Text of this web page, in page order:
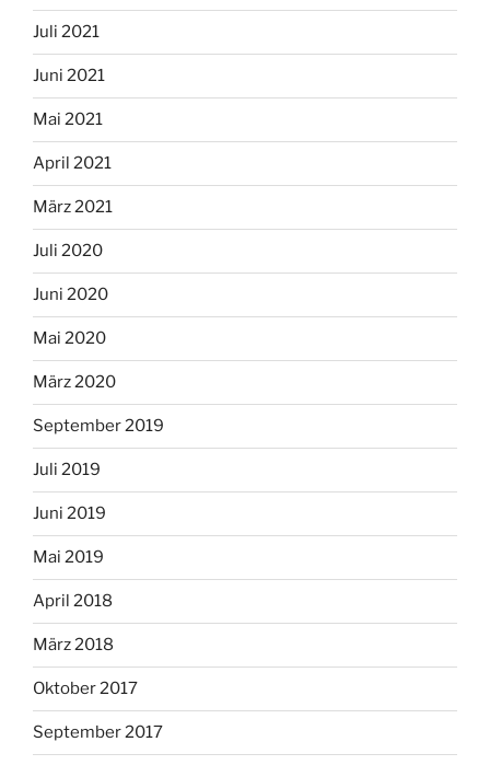
Juli 2021
Juni 2021
Mai 2021
April 2021
März 2021
Juli 2020
Juni 2020
Mai 2020
März 2020
September 2019
Juli 2019
Juni 2019
Mai 2019
April 2018
März 2018
Oktober 2017
September 2017